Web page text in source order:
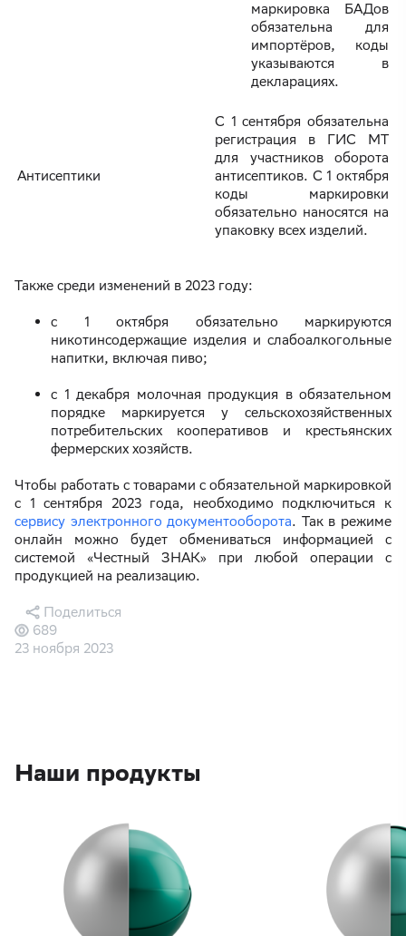
маркировка БАДов
обязательна для
импортёров, коды
указываются в
декларациях.
Антисептики
С 1 сентября обязательна
регистрация в ГИС МТ
для участников оборота
антисептиков. С 1 октября
коды маркировки
обязательно наносятся на
упаковку всех изделий.
Также среди изменений в 2023 году:
с 1 октября обязательно маркируются
никотинсодержащие изделия и слабоалкогольные
напитки, включая пиво;
с 1 декабря молочная продукция в обязательном
порядке маркируется у сельскохозяйственных
потребительских кооперативов и крестьянских
фермерских хозяйств.
Чтобы работать с товарами с обязательной маркировкой
с 1 сентября 2023 года, необходимо подключиться к
сервису электронного документооборота. Так в режиме
онлайн можно будет обмениваться информацией с
системой «Честный ЗНАК» при любой операции с
продукцией на реализацию.
23 ноября 2023
689
Поделиться
Наши продукты